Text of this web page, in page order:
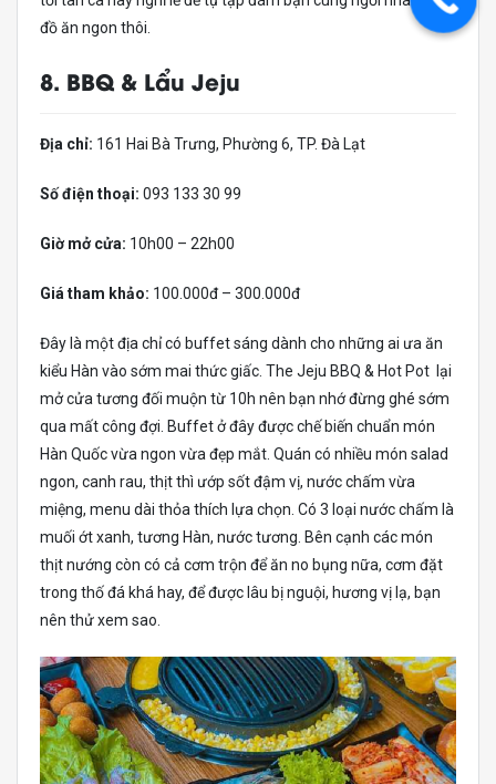
đồ ăn ngon thôi.
8. BBQ & Lẩu Jeju
Địa chỉ: 161 Hai Bà Trưng, Phường 6, TP. Đà Lạt
Số điện thoại: 093 133 30 99
Giờ mở cửa: 10h00 – 22h00
Giá tham khảo: 100.000đ – 300.000đ
Đây là một địa chỉ có buffet sáng dành cho những ai ưa ăn
kiểu Hàn vào sớm mai thức giấc. The Jeju BBQ & Hot Pot lại
mở cửa tương đối muộn từ 10h nên bạn nhớ đừng ghé sớm
qua mất công đợi. Buffet ở đây được chế biến chuẩn món
Hàn Quốc vừa ngon vừa đẹp mắt. Quán có nhiều món salad
ngon, canh rau, thịt thì ướp sốt đậm vị, nước chấm vừa
miệng, menu dài thỏa thích lựa chọn. Có 3 loại nước chấm là
muối ớt xanh, tương Hàn, nước tương. Bên cạnh các món
thịt nướng còn có cả cơm trộn để ăn no bụng nữa, cơm đặt
trong thố đá khá hay, để được lâu bị nguội, hương vị lạ, bạn
nên thử xem sao.